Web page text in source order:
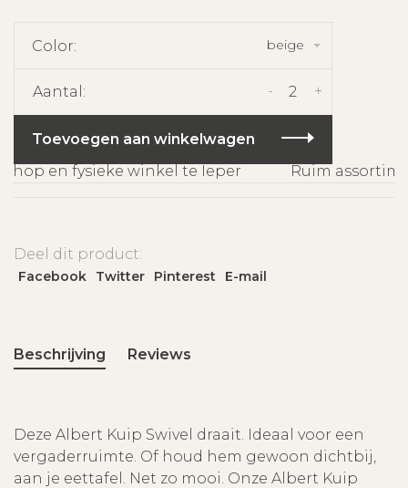
Color: beige
Aantal: +
-
Toevoegen aan winkelwagen
en fysieke winkel te Ieper
Ruim
Deel dit product:
Facebook Twitter Pinterest E-mail
Beschrijving Reviews
Deze Albert Kuip Swivel draait. Ideaal voor een
vergaderruimte. Of houd hem gewoon dichtbij,
aan je eettafel. Net zo mooi. Onze Albert Kuip